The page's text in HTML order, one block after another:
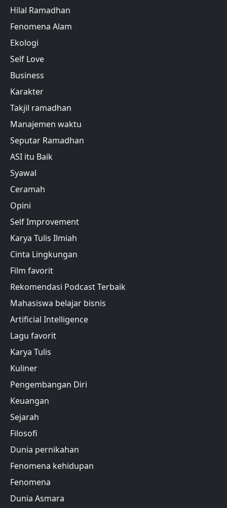
Hilal Ramadhan
Fenomena Alam
Ekologi
Self Love
Business
Karakter
Takjil ramadhan
Manajemen waktu
Seputar Ramadhan
ASI itu Baik
Syawal
Ceramah
Opini
Self Improvement
Karya Tulis Ilmiah
Cinta Lingkungan
Film favorit
Rekomendasi Podcast Terbaik
Mahasiswa belajar bisnis
Artificial Intelligence
Lagu favorit
Karya Tulis
Kuliner
Pengembangan Diri
Keuangan
Sejarah
Filosofi
Dunia pernikahan
Fenomena kehidupan
Fenomena
Dunia Asmara